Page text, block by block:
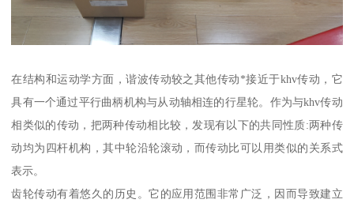
在结构和运动学方面，谐波传动较之其他传动*接近于khv传动，它
具有一个通过平行曲柄机构与从动轴相连的行星轮。作为与khv传动
相类似的传动，把两种传动相比较，发现有以下的共同性质:两种传
动均为四杆机构，其中轮沿轮滚动，而传动比可以用类似的关系式
表示。
齿轮传动有着悠久的历史。它的应用范围非常广泛，因而导致建立